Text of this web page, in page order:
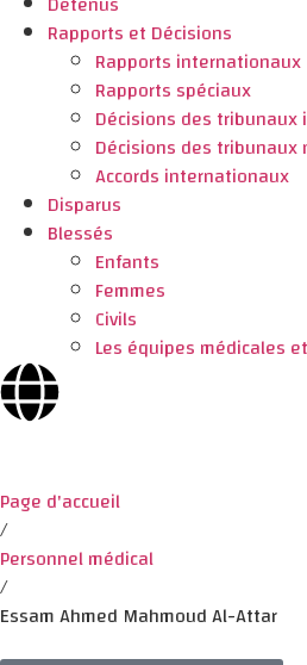
Rapports et Décisions
Rapports internationaux
Rapports spéciaux
Décisions des
Décisions des
Accords internationaux
Disparus
Blessés
Enfants
Femmes
Civils
Les équipes médicales
Page d'accueil
/
Personnel médical
/
Essam Ahmed Mahmoud Al-Attar